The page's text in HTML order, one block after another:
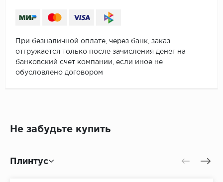
При безналичной оплате, через банк, заказ
отгружается только после зачисления денег на
банковский счет компании, если иное не
обусловлено договором
Не забудьте купить
Плинтус